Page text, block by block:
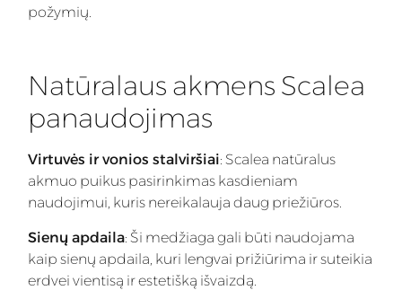
požymių.
Natūralaus akmens Scalea
panaudojimas
Virtuvės ir vonios stalviršiai: Scalea natūralus
akmuo puikus pasirinkimas kasdieniam
naudojimui, kuris nereikalauja daug priežiūros.
Sienų apdaila: Ši medžiaga gali būti naudojama
kaip sienų apdaila, kuri lengvai prižiūrima ir suteikia
erdvei vientisą ir estetišką išvaizdą.